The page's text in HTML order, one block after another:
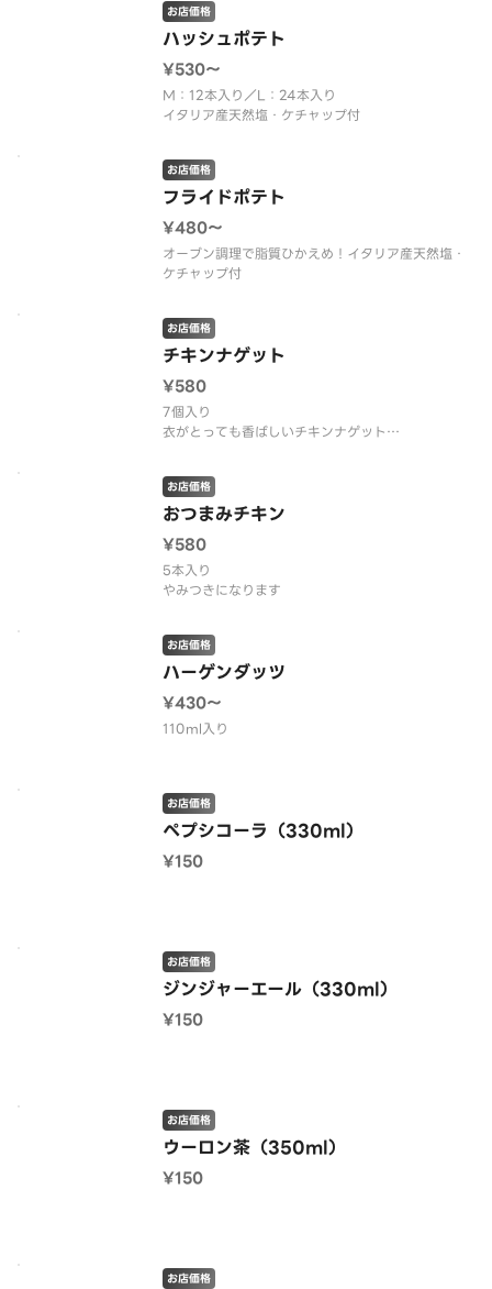
ハッシュポテト
お店価格
¥530〜
M：12本入り／L：24本入り
イタリア産天然塩・ケチャップ付
フライドポテト
お店価格
¥480〜
オーブン調理で脂質ひかえめ！イタリア産天然塩・
ケチャップ付
チキンナゲット
お店価格
¥580
7個入り
衣がとっても香ばしいチキンナゲット
おつまみチキン
お店価格
¥580
5本入り
やみつきになります
ハーゲンダッツ
お店価格
¥430〜
110ml入り
ペプシコーラ（330ml）
お店価格
¥150
ジンジャーエール（330ml）
お店価格
¥150
ウーロン茶（350ml）
お店価格
¥150
お店価格